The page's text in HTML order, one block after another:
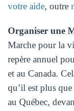
votre aide, outre
Organiser une
Marche pour la
repère annuel
et au Canada.
qu’il est plus
au Québec,